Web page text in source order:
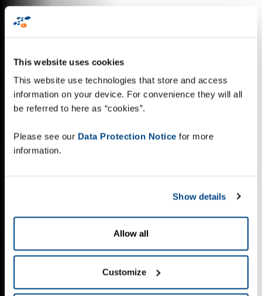
This website uses cookies
This website use technologies that store and access
information on your device. For convenience they will all
be referred to here as “cookies”.
Please see our Data Protection Notice for more
information.
Show details
Allow all
Customize